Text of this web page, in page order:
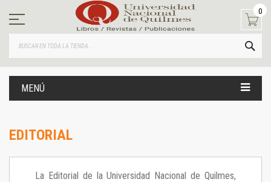
contenido
0
MENÚ
EDITORIAL
La Editorial de la Universidad Nacional de Quilmes,